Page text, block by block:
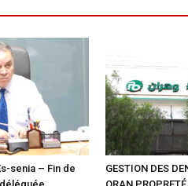
senia – Fin de
GESTION DES